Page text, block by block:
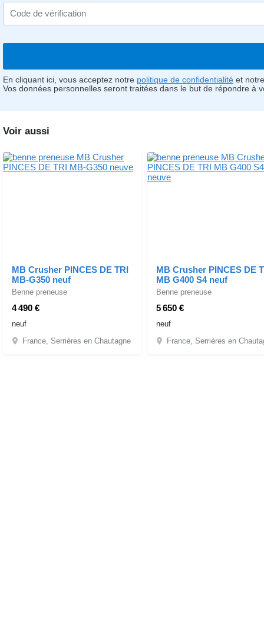
Code de vérification
En cliquant ici, vous acceptez notre politique de confidentialité et
Vos données personnelles seront traitées dans le but de répondre à
Voir aussi
MB Crusher PINCES DE TRI
MB-G350 neuf
4 490 €
Benne preneuse
neuf
France, Serrières en Chautagne
MB Crusher PINCES DE
MB G400 S4 neuf
5 650 €
Benne preneuse
neuf
France, Serrières en